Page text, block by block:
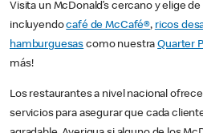
Visita un McDonald’s cercano y elige de
incluyendocafé de McCafé®, ricos
hamburguesas como nuestraQuarter
más!
Los restaurantes a nivel nacional
servicios para asegurar que cada